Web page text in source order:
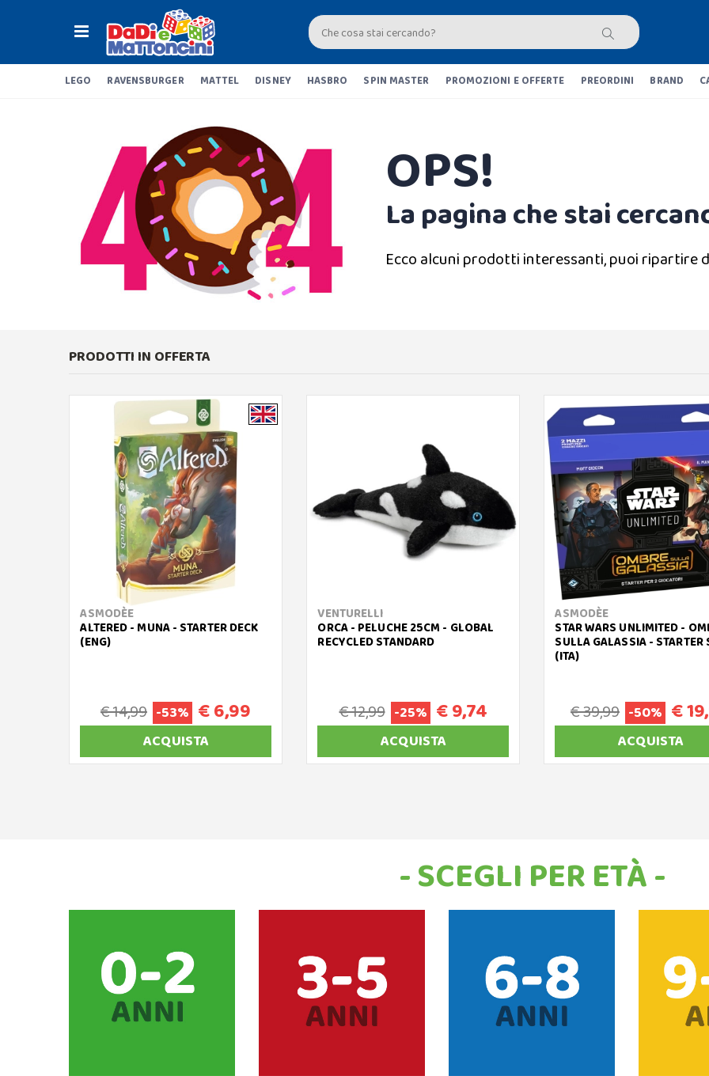
LEGO RAVENSBURGER MATTEL DISNEY HASBRO SPIN MASTER PROMOZIONI E OFFERTE PREORDINI BRAND
OPS!
La pagina che stai
Ecco alcuni prodotti interessanti, puoi ripartire
PRODOTTI IN OFFERTA
ASMODÈE
ALTERED - MUNA - STARTER DECK
(ENG)
€ 14,99 -53% € 6,99
ACQUISTA
VENTURELLI
ORCA - PELUCHE 25CM - GLOBAL
RECYCLED STANDARD
€ 12,99 -25% € 9,74
ACQUISTA
ASMODÈE
STAR WARS UNLIMITED -
SULLA GALASSIA - STARTER
(ITA)
€ 39,99 -50% €
ACQUISTA
- SCEGLI PER ETÀ -